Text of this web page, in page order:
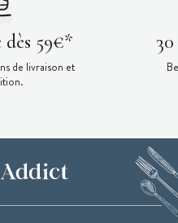
59€*
de livraison et